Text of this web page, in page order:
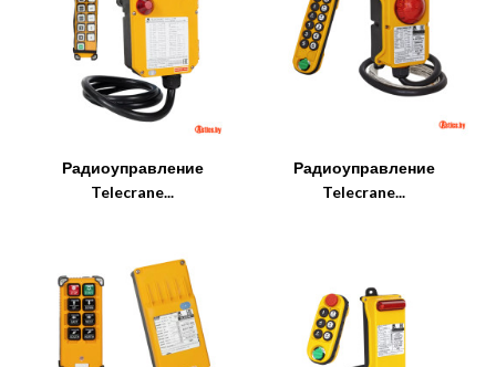
Радиоуправление
Telecrane...
Радиоуправление
Telecrane...